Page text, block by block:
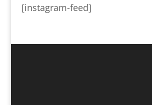
[instagram-feed]